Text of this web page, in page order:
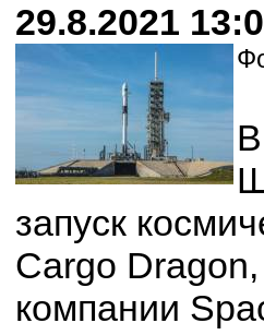
29.8.2021
запуск
Cargo
компании